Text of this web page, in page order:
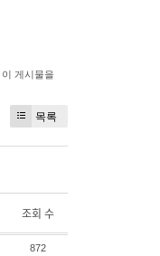
이 게시물을
목록
조회 수
872